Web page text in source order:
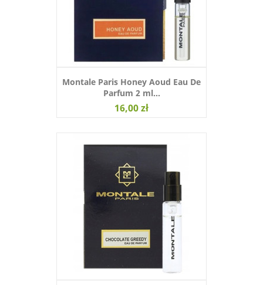
Montale Paris Honey Aoud Eau De
Parfum 2 ml...
16,00 zł